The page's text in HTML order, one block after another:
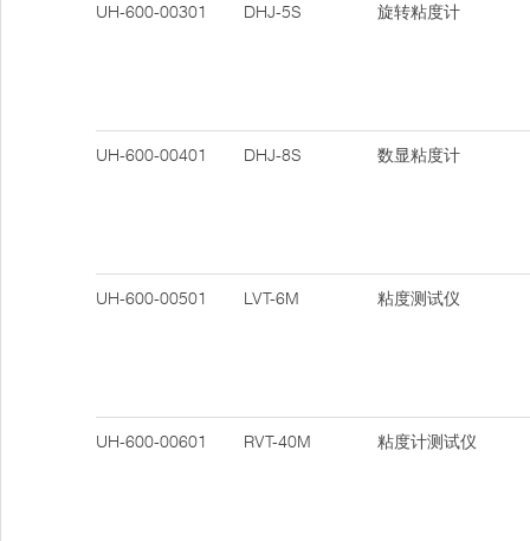
UH-600-00301 DHJ-5S 旋转粘度计
UH-600-00401 DHJ-8S 数显粘度计
UH-600-00501 LVT-6M 粘度测试仪
UH-600-00601 RVT-40M 粘度计测试仪